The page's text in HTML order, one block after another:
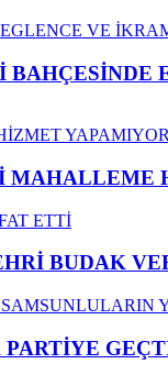
BUDAK